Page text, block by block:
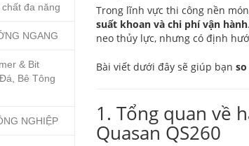
đa năng
NGANG
& Bit
Bê Tông
NGHIỆP
Trong lĩnh vực thi công nền
suất khoan và chi phí vận hành
neo thủy lực, nhưng có định
Bài viết dưới đây sẽ giúp bạn so
1. Tổng quan về
Quasan QS260